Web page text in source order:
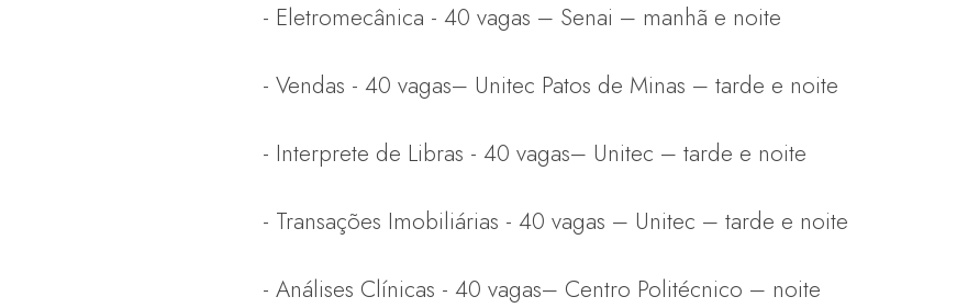
- Eletromecânica - 40 vagas – Senai – manhã e noite
- Vendas - 40 vagas– Unitec Patos de Minas – tarde e noite
- Interprete de Libras - 40 vagas– Unitec – tarde e noite
- Transações Imobiliárias - 40 vagas – Unitec – tarde e noite
- Análises Clínicas - 40 vagas– Centro Politécnico – noite